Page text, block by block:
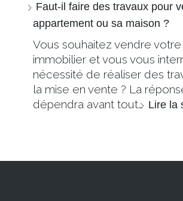
Faut-il faire des travaux pour
appartement ou sa maison ?
Vous souhaitez vendre votre
immobilier et vous vous
nécessité de réaliser des
la mise en vente ? La
dépendra avant tout… Lire la